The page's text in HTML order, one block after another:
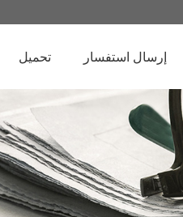
تحميل إرسال استفسار